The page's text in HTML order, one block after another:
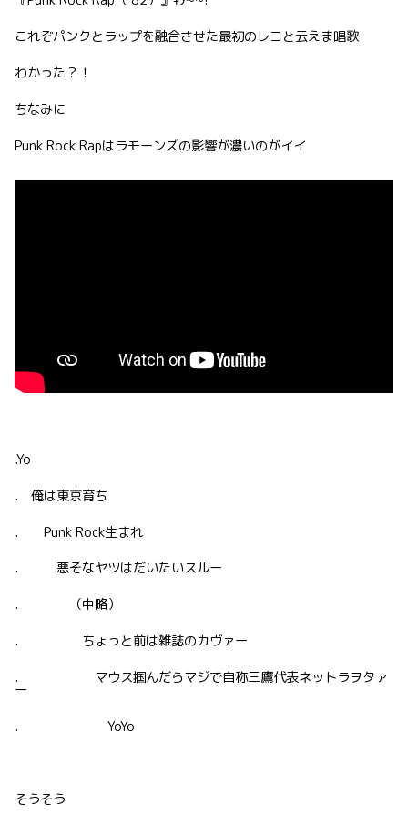
これぞパンクとラップを融合させた最初のレコと云えま唱歌
わかった？！
ちなみに
Punk Rock Rapはラモーンズの影響が濃いのがイイ
.Yo
. 俺は東京育ち
. Punk Rock生まれ
. 悪そなヤツはだいたいスルー
. （中略）
. ちょっと前は雑誌のカヴァー
. マウス掴んだらマジで自称三鷹代表ネットラヲタァ
ー
. YoYo
そうそう